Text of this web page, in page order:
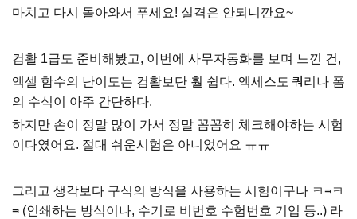
마치고 다시 돌아와서 푸세요! 실격은 안되니깐요~
컴활 1급도 준비해봤고, 이번에 사무자동화를 보며 느낀 건,
엑셀 함수의 난이도는 컴활보단 훨 쉽다. 엑세스도 쿼리나 폼
의 수식이 아주 간단하다.
하지만 손이 정말 많이 가서 정말 꼼꼼히 체크해야하는 시험
이다였어요. 절대 쉬운시험은 아니었어요 ㅠㅠ
그리고 생각보다 구식의 방식을 사용하는 시험이구나 ㅋ⫬ㅋ
⫬ (인쇄하는 방식이나, 수기로 비번호 수험번호 기입 등..) 라